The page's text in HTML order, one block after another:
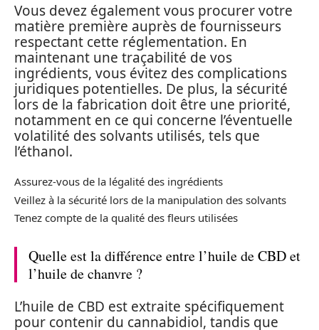
Vous devez également vous procurer votre
matière première auprès de fournisseurs
respectant cette réglementation. En
maintenant une traçabilité de vos
ingrédients, vous évitez des complications
juridiques potentielles. De plus, la sécurité
lors de la fabrication doit être une priorité,
notamment en ce qui concerne l’éventuelle
volatilité des solvants utilisés, tels que
l’éthanol.
Assurez-vous de la légalité des ingrédients
Veillez à la sécurité lors de la manipulation des solvants
Tenez compte de la qualité des fleurs utilisées
Quelle est la différence entre l’huile de CBD et
l’huile de chanvre ?
L’huile de CBD est extraite spécifiquement
pour contenir du cannabidiol, tandis que